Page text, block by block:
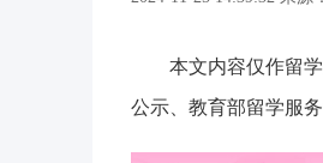
本文内容仅作留
公示、教育部留学服